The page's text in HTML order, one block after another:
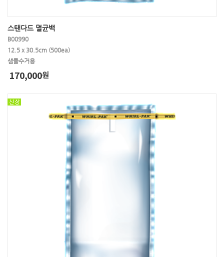
스탠다드 멸균백
B00990
12.5 x 30.5cm (500ea)
샘플수거용
170,000원